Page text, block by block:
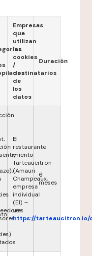
Empresas
que
utilizan
las
cookies
/
destinatarios
de
los
datos
Duración
El
restaurante
y
Tarteaucitron
(Amauri
Champeaux,
empresa
individual
(EI) –
ver
https://tarteaucitron.io/
6
meses